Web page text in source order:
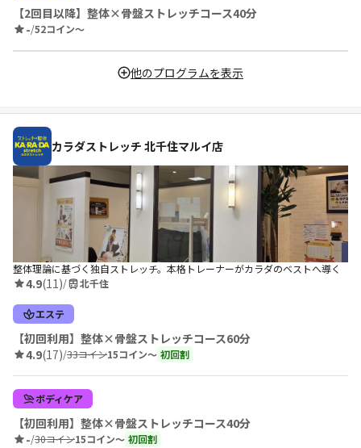
【2回目以降】整体×骨盤ストレッチコース40分
-/52コイン〜
他のプログラムを表示
カラダストレッチ 北千住マルイ店
整体理論に基づく独自ストレッチ。本格トレーナーがカラダのベストへ導く
4.9(11)/ 北千住
エステ
【初回利用】整体×骨盤ストレッチコース60分
4.9(17)/33コイン15コイン〜 初回割
ボディケア
【初回利用】整体×骨盤ストレッチコース40分
-/30コイン15コイン〜 初回割